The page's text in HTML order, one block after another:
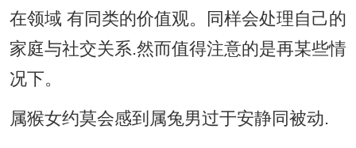
在领域 有同类的价值观。同样会处理自己的
家庭与社交关系.然而值得注意的是再某些情
况下。
属猴女约莫会感到属兔男过于安静同被动.